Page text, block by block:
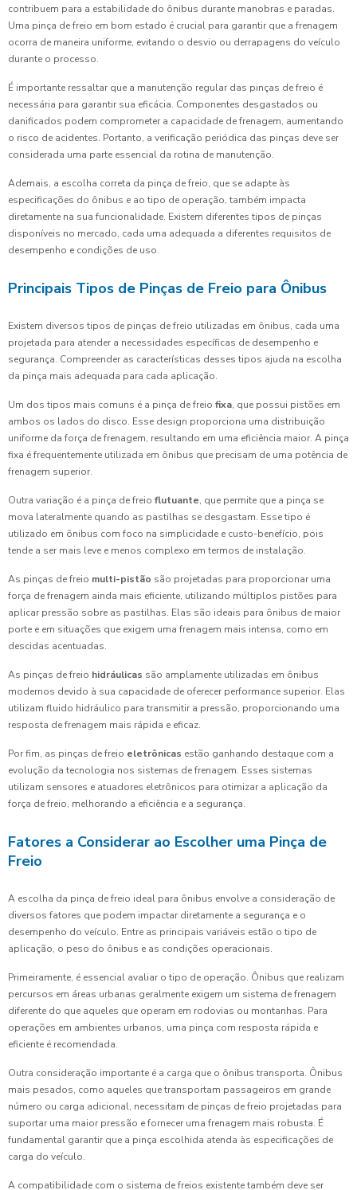
contribuem para a estabilidade do ônibus durante manobras e paradas.
Uma pinça de freio em bom estado é crucial para garantir que a frenagem
ocorra de maneira uniforme, evitando o desvio ou derrapagens do veículo
durante o processo.
É importante ressaltar que a manutenção regular das pinças de freio é
necessária para garantir sua eficácia. Componentes desgastados ou
danificados podem comprometer a capacidade de frenagem, aumentando
o risco de acidentes. Portanto, a verificação periódica das pinças deve ser
considerada uma parte essencial da rotina de manutenção.
Ademais, a escolha correta da pinça de freio, que se adapte às
especificações do ônibus e ao tipo de operação, também impacta
diretamente na sua funcionalidade. Existem diferentes tipos de pinças
disponíveis no mercado, cada uma adequada a diferentes requisitos de
desempenho e condições de uso.
Principais Tipos de Pinças de Freio para Ônibus
Existem diversos tipos de pinças de freio utilizadas em ônibus, cada uma
projetada para atender a necessidades específicas de desempenho e
segurança. Compreender as características desses tipos ajuda na escolha
da pinça mais adequada para cada aplicação.
Um dos tipos mais comuns é a pinça de freio fixa, que possui pistões em
ambos os lados do disco. Esse design proporciona uma distribuição
uniforme da força de frenagem, resultando em uma eficiência maior. A pinça
fixa é frequentemente utilizada em ônibus que precisam de uma potência de
frenagem superior.
Outra variação é a pinça de freio flutuante, que permite que a pinça se
mova lateralmente quando as pastilhas se desgastam. Esse tipo é
utilizado em ônibus com foco na simplicidade e custo-benefício, pois
tende a ser mais leve e menos complexo em termos de instalação.
As pinças de freio multi-pistão são projetadas para proporcionar uma
força de frenagem ainda mais eficiente, utilizando múltiplos pistões para
aplicar pressão sobre as pastilhas. Elas são ideais para ônibus de maior
porte e em situações que exigem uma frenagem mais intensa, como em
descidas acentuadas.
As pinças de freio hidráulicas são amplamente utilizadas em ônibus
modernos devido à sua capacidade de oferecer performance superior. Elas
utilizam fluido hidráulico para transmitir a pressão, proporcionando uma
resposta de frenagem mais rápida e eficaz.
Por fim, as pinças de freio eletrônicas estão ganhando destaque com a
evolução da tecnologia nos sistemas de frenagem. Esses sistemas
utilizam sensores e atuadores eletrônicos para otimizar a aplicação da
força de freio, melhorando a eficiência e a segurança.
Fatores a Considerar ao Escolher uma Pinça de
Freio
A escolha da pinça de freio ideal para ônibus envolve a consideração de
diversos fatores que podem impactar diretamente a segurança e o
desempenho do veículo. Entre as principais variáveis estão o tipo de
aplicação, o peso do ônibus e as condições operacionais.
Primeiramente, é essencial avaliar o tipo de operação. Ônibus que realizam
percursos em áreas urbanas geralmente exigem um sistema de frenagem
diferente do que aqueles que operam em rodovias ou montanhas. Para
operações em ambientes urbanos, uma pinça com resposta rápida e
eficiente é recomendada.
Outra consideração importante é a carga que o ônibus transporta. Ônibus
mais pesados, como aqueles que transportam passageiros em grande
número ou carga adicional, necessitam de pinças de freio projetadas para
suportar uma maior pressão e fornecer uma frenagem mais robusta. É
fundamental garantir que a pinça escolhida atenda às especificações de
carga do veículo.
A compatibilidade com o sistema de freios existente também deve ser